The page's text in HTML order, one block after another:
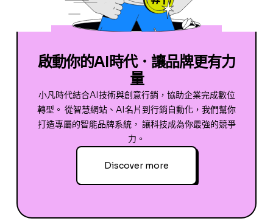
啟動你的AI時代．讓品牌更有力
量
小凡時代結合AI技術與創意行銷，協助企業完成數位
轉型。 從智慧網站、AI名片到行銷自動化，我們幫你
打造專屬的智能品牌系統， 讓科技成為你最強的競爭
力。
Discover more